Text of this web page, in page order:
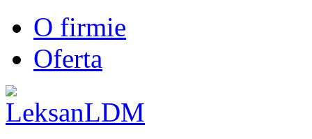
O firmie
Oferta